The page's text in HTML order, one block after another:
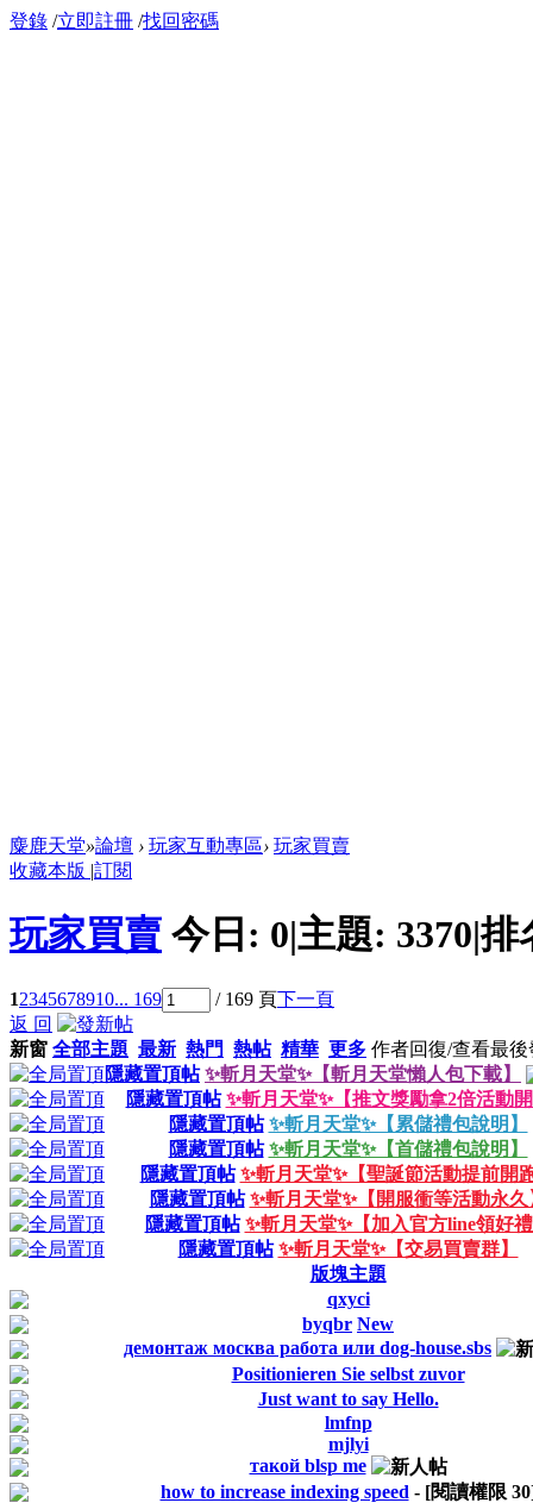
登錄 /立即註冊 /找回密碼
麋鹿天堂»論壇 › 玩家互動專區› 玩家買賣
收藏本版 |訂閱
玩家買賣 今日: 0|主題: 3370|排
12345678910... 169 / 169 頁下一頁
返 回
新窗 全部主題 最新 熱門 熱帖 精華 更多 作者回復/查看最後
隱藏置頂帖 ✨斬月天堂✨【斬月天堂懶人包下載】
隱藏置頂帖 ✨斬月天堂✨【推文獎勵拿2倍活動
隱藏置頂帖 ✨斬月天堂✨【累儲禮包說明】
隱藏置頂帖 ✨斬月天堂✨【首儲禮包說明】
隱藏置頂帖 ✨斬月天堂✨【聖誕節活動提前開
隱藏置頂帖 ✨斬月天堂✨【開服衝等活動永久
隱藏置頂帖 ✨斬月天堂✨【加入官方line領好
隱藏置頂帖 ✨斬月天堂✨【交易買賣群】
版塊主題
qxyci
byqbr New
демонтаж москва работа или dog-house.sbs
Positionieren Sie selbst zuvor
Just want to say Hello.
lmfnp
mjlyi
такой blsp me
how to increase indexing speed - [閱讀權限 30